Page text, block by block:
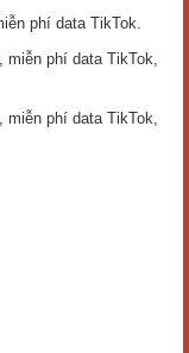
phí data TikTok.
miễn phí data TikTok,
miễn phí data TikTok,